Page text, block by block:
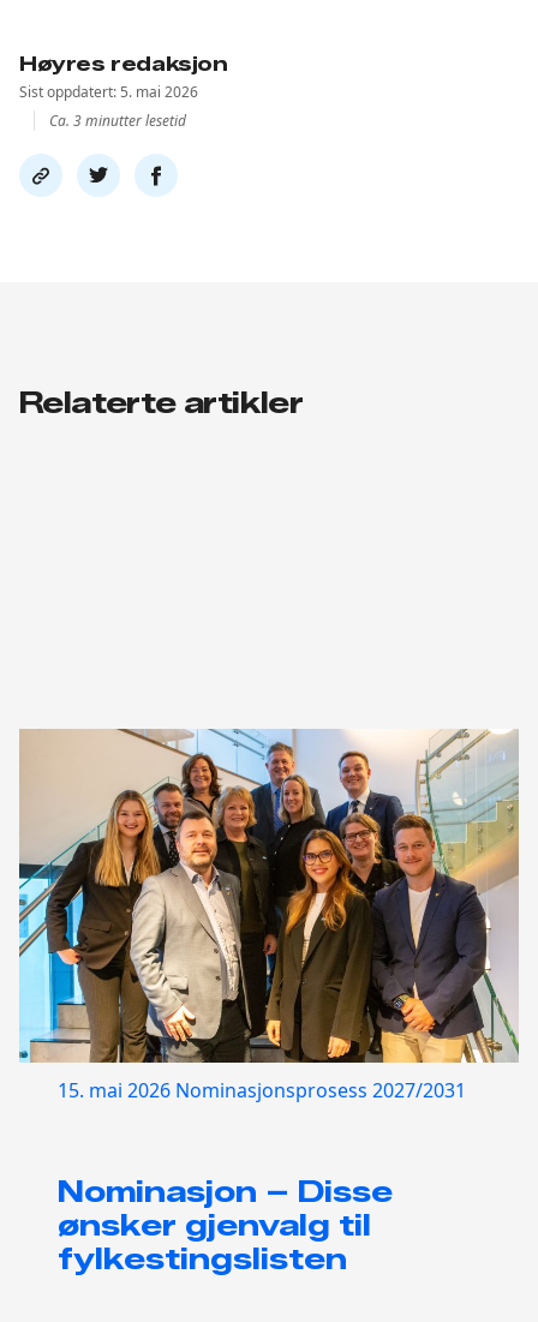
Høyres redaksjon
Sist oppdatert: 5. mai 2026
Ca. 3 minutter lesetid
Del
link
Del
på
Del
på
Relaterte artikler
15. mai 2026 Nominasjonsprosess 2027/2031
Nominasjon – Disse
ønsker gjenvalg til
fylkestingslisten